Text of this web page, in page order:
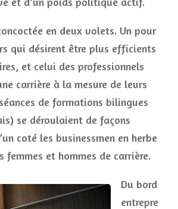
en deux volets. Un pour
qui désirent être plus efficients
et celui des professionnels
carrière à la mesure de leurs
de formations bilingues
se déroulaient de façons
coté les businessmen en herbe
femmes et hommes de carrière.
Du bord
entrepre